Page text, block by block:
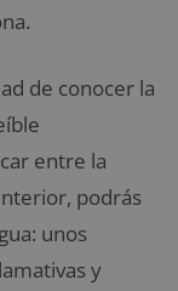
de conocer la
entre la
podrás
unos
y